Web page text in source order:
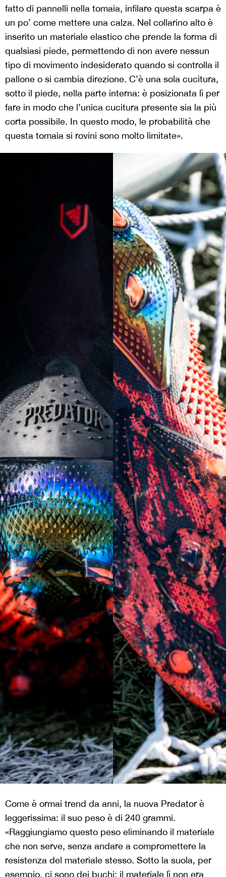
fatto di pannelli nella tomaia, infilare questa scarpa è
un po’ come mettere una calza. Nel collarino alto è
inserito un materiale elastico che prende la forma di
qualsiasi piede, permettendo di non avere nessun
tipo di movimento indesiderato quando si controlla il
pallone o si cambia direzione. C’è una sola cucitura,
sotto il piede, nella parte interna: è posizionata lì per
fare in modo che l’unica cucitura presente sia la più
corta possibile. In questo modo, le probabilità che
questa tomaia si rovini sono molto limitate».
Come è ormai trend da anni, la nuova Predator è
leggerissima: il suo peso è di 240 grammi.
«Raggiungiamo questo peso eliminando il materiale
che non serve, senza andare a compromettere la
resistenza del materiale stesso. Sotto la suola, per
esempio, ci sono dei buchi: il materiale lì non era